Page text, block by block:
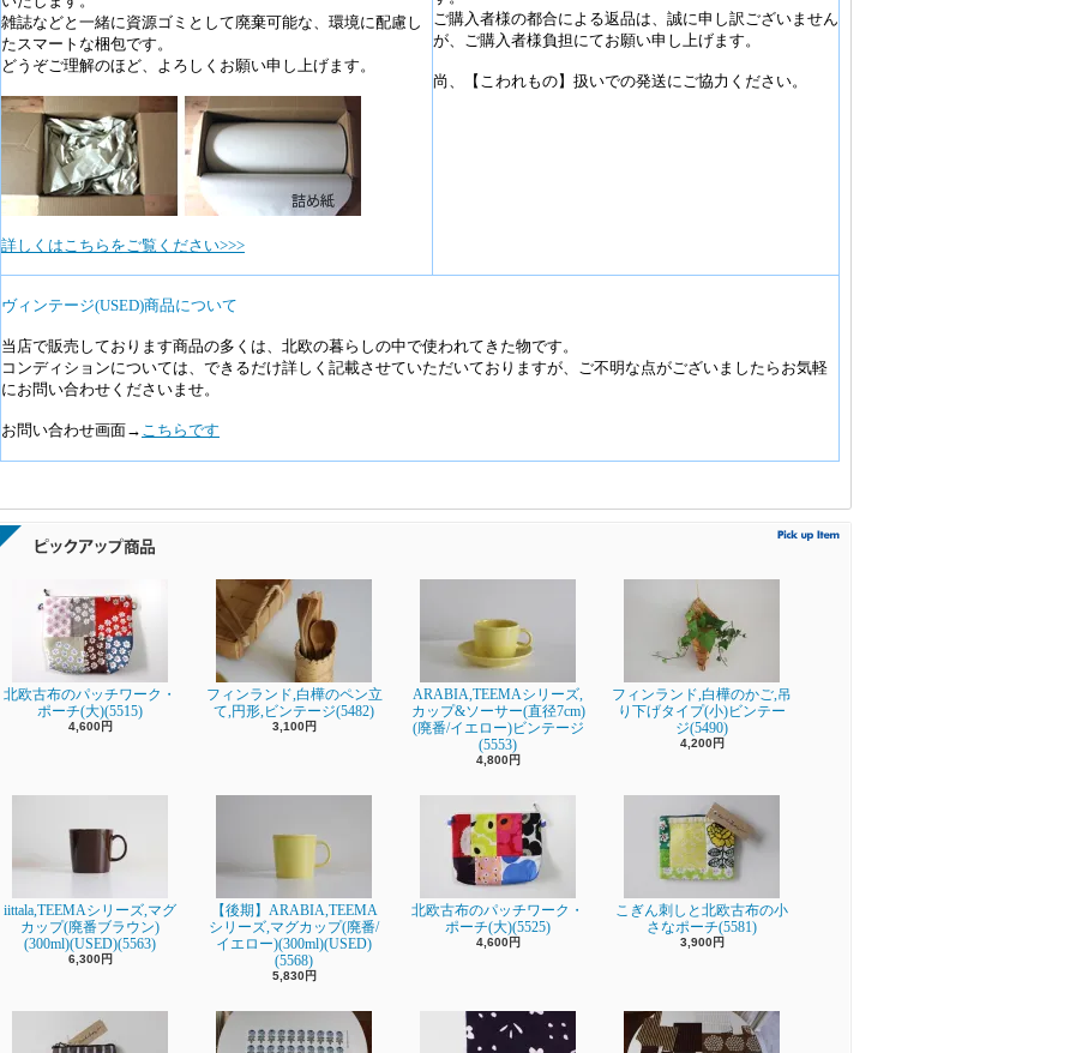
雑誌などと一緒に資源ゴミとして廃棄可能な、環境に配慮し
たスマートな梱包です。
どうぞご理解のほど、よろしくお願い申し上げます。
詳しくはこちらをご覧ください>>>
ご購入者様の都合による返品は、誠に申し訳ございません
が、ご購入者様負担にてお願い申し上げます。
尚、【こわれもの】扱いでの発送にご協力ください。
ヴィンテージ(USED)商品について
当店で販売しております商品の多くは、北欧の暮らしの中で使われてきた物です。
コンディションについては、できるだけ詳しく記載させていただいておりますが、ご不明な点がございましたらお気軽
にお問い合わせくださいませ。
お問い合わせ画面→ こちらです
北欧古布のパッチワーク・
ポーチ(大)(5515)
4,600円
フィンランド,白樺のペン立
て,円形,ビンテージ(5482)
3,100円
ARABIA,TEEMAシリーズ,
カップ&ソーサー(直径7cm)
(廃番/イエロー)ビンテージ
(5553)
4,800円
フィンランド,白樺のかご,吊
り下げタイプ(小)ビンテー
ジ(5490)
4,200円
iittala,TEEMAシリーズ,マグ
カップ(廃番ブラウン)
(300ml)(USED)(5563)
6,300円
【後期】ARABIA,TEEMA
シリーズ,マグカップ(廃番/
イエロー)(300ml)(USED)
(5568)
5,830円
北欧古布のパッチワーク・
ポーチ(大)(5525)
4,600円
こぎん刺しと北欧古布の小
さなポーチ(5581)
3,900円